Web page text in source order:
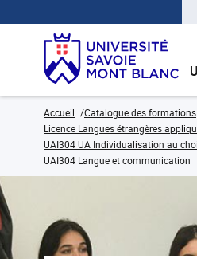
Accueil Catalogue des formations
Licence Langues étrangères
UAI304 UA Individualisation au
UAI304 Langue et communication